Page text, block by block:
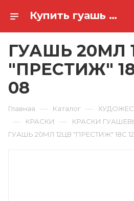
Купить гуашь 20мл 12цв "престиж" 18С 1237-08 в Ростове-на-Дону
ГУАШЬ 20МЛ
"ПРЕСТИЖ"
08
Главная — Каталог —
— КРАСКИ — КРАСКИ
ГУАШЬ 20МЛ 12ЦВ "ПРЕСТИЖ" 18С